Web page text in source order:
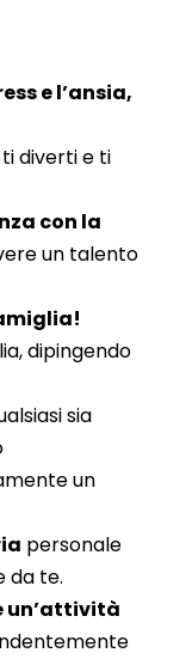
e l’ansia,
diverti e ti
con la
un talento
dipingendo
sia
un
personale
da te.
un’attività